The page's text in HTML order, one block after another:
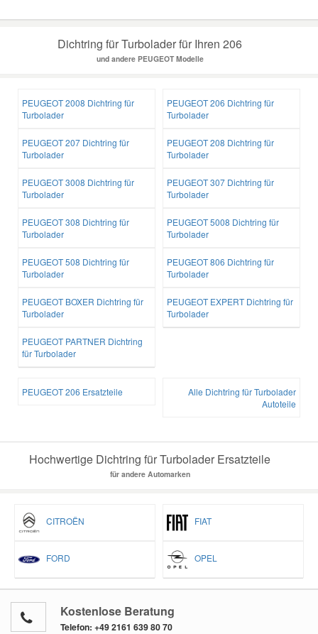
Dichtring für Turbolader für Ihren 206
und andere PEUGEOT Modelle
PEUGEOT 2008 Dichtring für
Turbolader
PEUGEOT 206 Dichtring für
Turbolader
PEUGEOT 207 Dichtring für
Turbolader
PEUGEOT 208 Dichtring für
Turbolader
PEUGEOT 3008 Dichtring für
Turbolader
PEUGEOT 307 Dichtring für
Turbolader
PEUGEOT 308 Dichtring für
Turbolader
PEUGEOT 5008 Dichtring für
Turbolader
PEUGEOT 508 Dichtring für
Turbolader
PEUGEOT 806 Dichtring für
Turbolader
PEUGEOT BOXER Dichtring für
Turbolader
PEUGEOT EXPERT Dichtring für
Turbolader
PEUGEOT PARTNER Dichtring
für Turbolader
PEUGEOT 206 Ersatzteile
Alle Dichtring für Turbolader
Autoteile
Hochwertige Dichtring für Turbolader Ersatzteile
für andere Automarken
CITROËN FIAT
FORD OPEL
Kostenlose Beratung
Telefon: +49 2161 639 80 70